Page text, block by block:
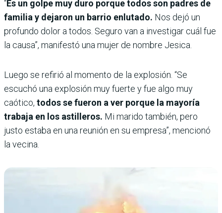
“Es un golpe muy duro porque todos son padres de
familia y dejaron un barrio enlutado. Nos dejó un
profundo dolor a todos. Seguro van a investigar cuál fue
la causa”, manifestó una mujer de nombre Jesica.
Luego se refirió al momento de la explosión. “Se
escuchó una explosión muy fuerte y fue algo muy
caótico, todos se fueron a ver porque la mayoría
trabaja en los astilleros. Mi marido también, pero
justo estaba en una reunión en su empresa”, mencionó
la vecina.